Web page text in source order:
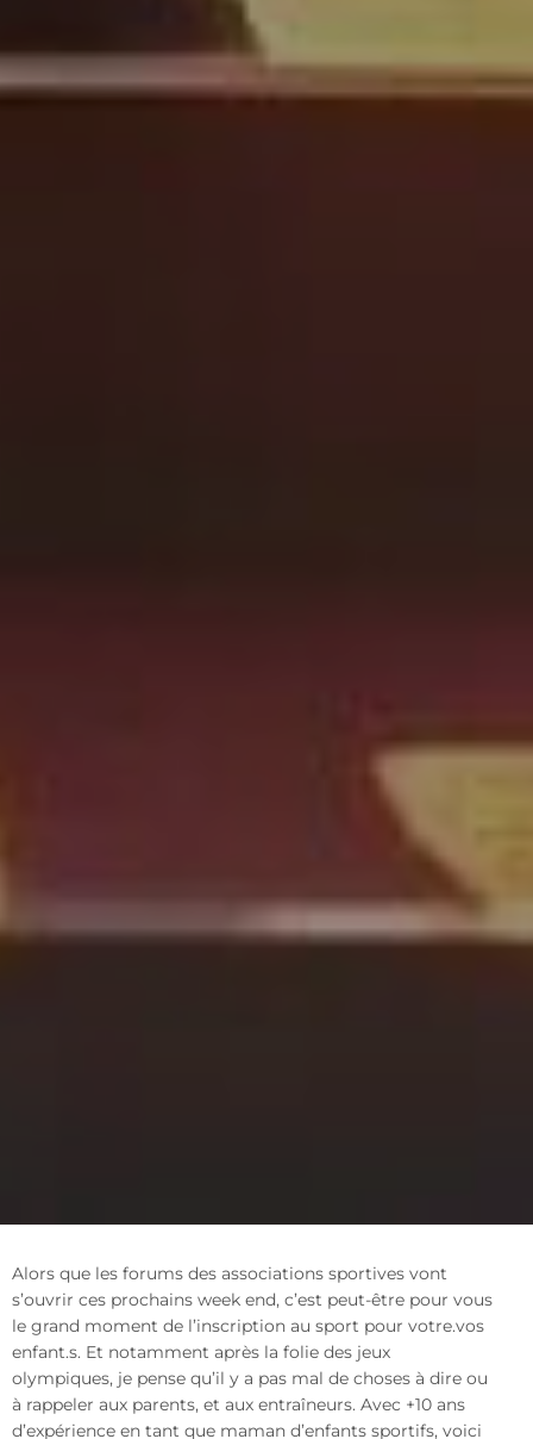
Alors que les forums des associations sportives vont
s’ouvrir ces prochains week end, c’est peut-être pour vous
le grand moment de l’inscription au sport pour votre.vos
enfant.s. Et notamment après la folie des jeux
olympiques, je pense qu’il y a pas mal de choses à dire ou
à rappeler aux parents, et aux entraîneurs. Avec +10 ans
d’expérience en tant que maman d’enfants sportifs, voici